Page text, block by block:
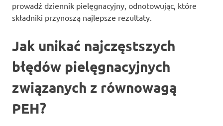
prowadź dziennik pielęgnacyjny, odnotowując, które
składniki przynoszą najlepsze rezultaty.
Jak unikać najczęstszych
błędów pielęgnacyjnych
związanych z równowagą
PEH?